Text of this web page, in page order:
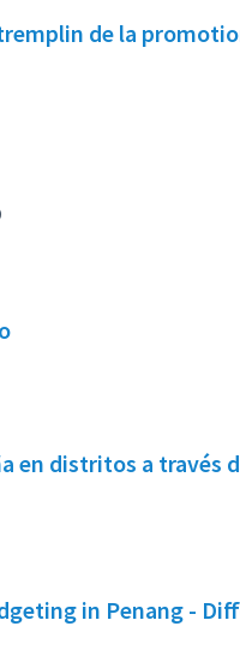
de la
en distritos a través
in Penang -